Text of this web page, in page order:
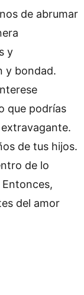
de abrumar
y
y bondad.
que podrías
de tus hijos.
de lo
del amor